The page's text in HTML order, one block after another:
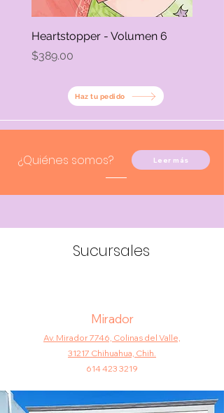
Heartstopper - Volumen 6
Precio
$389.00
Haz tu pedido
¿Quiénes somos? Leer más
Sucursales
Mirador
Av. Mirador 7746, Colinas del Valle,
31217 Chihuahua, Chih.
614 423 3219